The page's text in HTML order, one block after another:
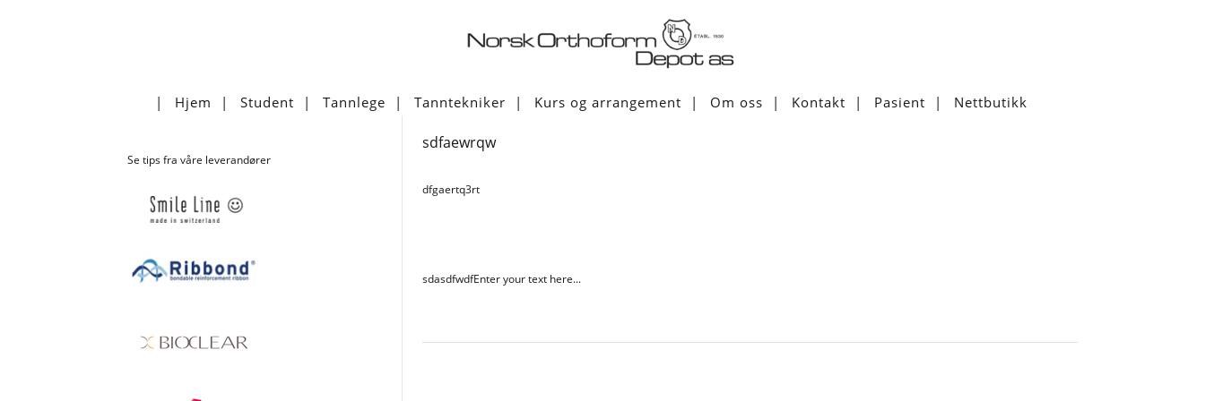
Hjem Student Tannlege Tanntekniker Kurs og arrangement Om oss Kontakt Pasient Nettbutikk
Se tips fra våre leverandører
sdfaewrqw
dfgaertq3rt
sdasdfwdfEnter your text here...